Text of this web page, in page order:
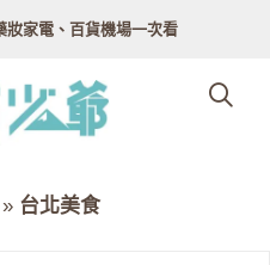
妝家電、百貨機場一次看
» 台北美食